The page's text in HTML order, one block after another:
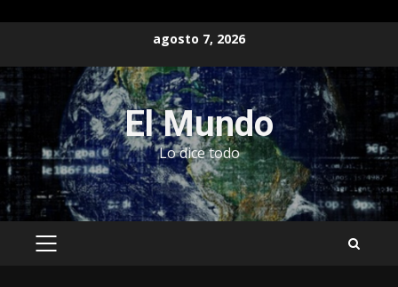
contenido
agosto 7, 2026
El Mundo
Lo dice todo
MENÚ